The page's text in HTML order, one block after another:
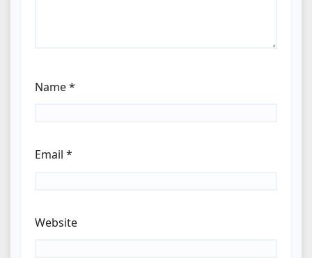
Name*
Email *
Website